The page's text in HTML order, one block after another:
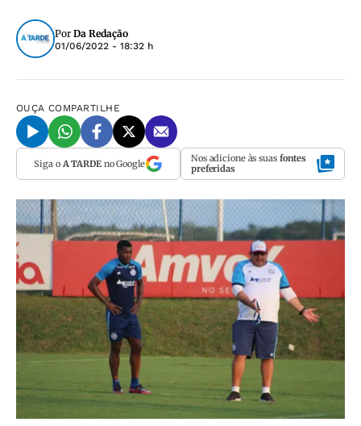
Por Da Redação
01/06/2022 - 18:32 h
OUÇA COMPARTILHE
Siga o A TARDEno Google Nos adicione às suas fontes
preferidas